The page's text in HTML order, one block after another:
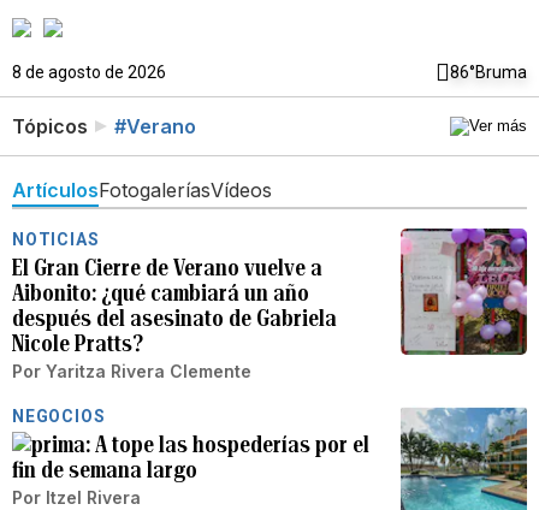
8 de agosto de 2026 86°Bruma
Tópicos #Verano
ArtículosFotogaleríasVídeos
NOTICIAS
El Gran Cierre de Verano vuelve a
Aibonito: ¿qué cambiará un año
después del asesinato de Gabriela
Nicole Pratts?
Por Yaritza Rivera Clemente
NEGOCIOS
A tope las hospederías por el
fin de semana largo
Por Itzel Rivera